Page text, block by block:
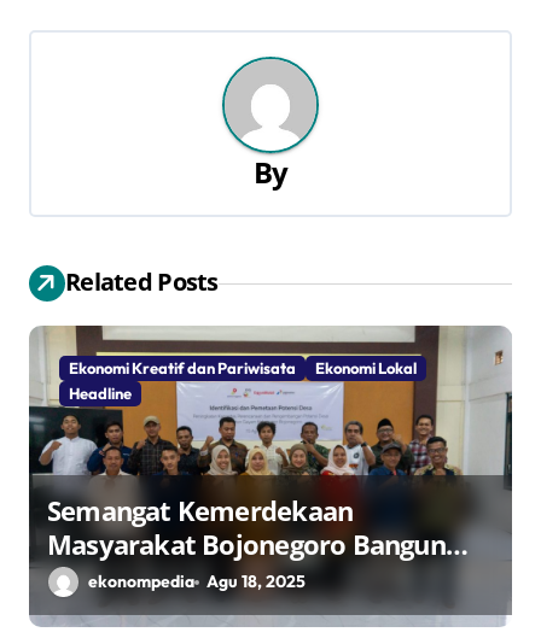
i
p
o
s
By
Related Posts
Ekonomi Kreatif dan Pariwisata
Ekonomi Lokal
Headline
Semangat Kemerdekaan
Masyarakat Bojonegoro Bangun
Desa Mandiri Ekonomi
ekonompedia Agu 18, 2025